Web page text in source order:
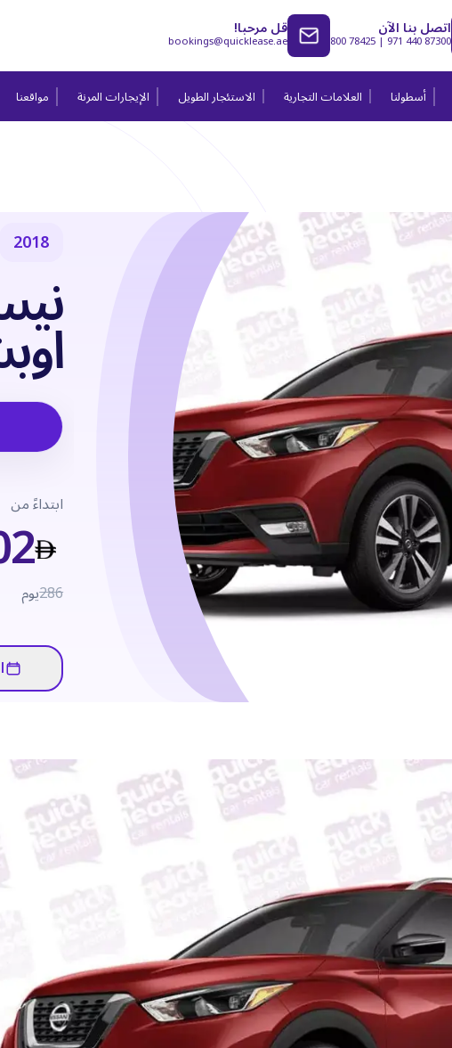
اتصل بنا الآن800 78425 |971 440 87300 قل مرحبا!
bookings@quicklease.ae
أسطولنا العلامات التجارية الاستئجار الطويل الإيجارات المرنة مواقعنا
2018
ابتداءً من
286يوم